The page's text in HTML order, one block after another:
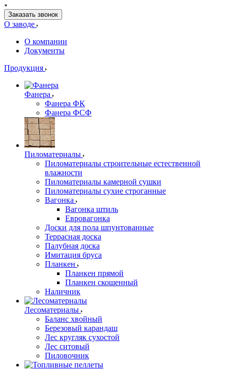
Заказать звонок
О заводе
О компании
Документы
Продукция
Фанера
Фанера ФК
Фанера ФСФ
Пиломатериалы
Пиломатериалы строительные естественной
влажности
Пиломатериалы камерной сушки
Пиломатериалы сухие строганные
Вагонка
Вагонка штиль
Евровагонка
Доски для пола шпунтованные
Террасная доска
Палубная доска
Имитация бруса
Планкен
Планкен прямой
Планкен скошенный
Наличник
Лесоматериалы
Баланс хвойный
Березовый карандаш
Лес кругляк сухостой
Лес ситовый
Пиловочник